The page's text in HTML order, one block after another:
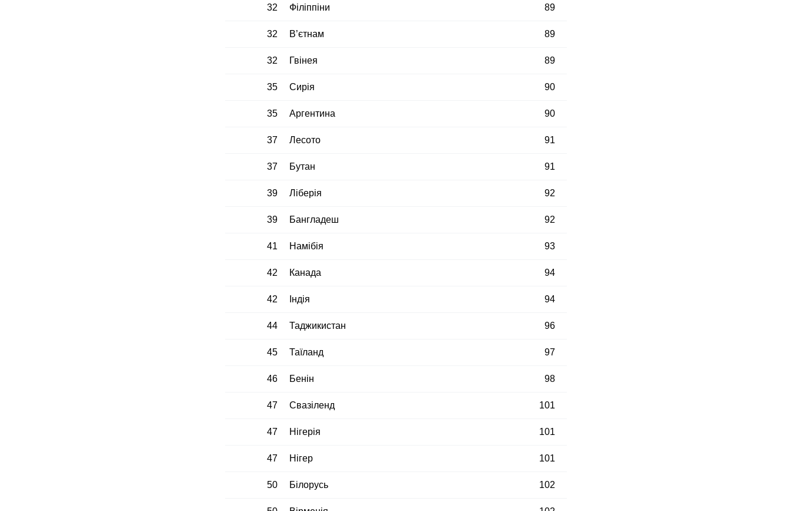
32 Філіппіни 89
32 В’єтнам 89
32 Гвінея 89
35 Сирія 90
35 Аргентина 90
37 Лесото 91
37 Бутан 91
39 Ліберія 92
39 Бангладеш 92
41 Намібія 93
42 Канада 94
42 Індія 94
44 Таджикистан 96
45 Таїланд 97
46 Бенін 98
47 Свазіленд 101
47 Нігерія 101
47 Нігер 101
50 Білорусь 102